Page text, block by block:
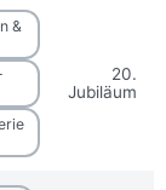
&
20.
Jubiläum